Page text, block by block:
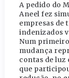
A pedido do
Aneel fez
empresas de
indenizados
Num
mudança
contas de luz
que